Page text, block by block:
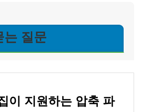
는 질문
이 지원하는 압축 파